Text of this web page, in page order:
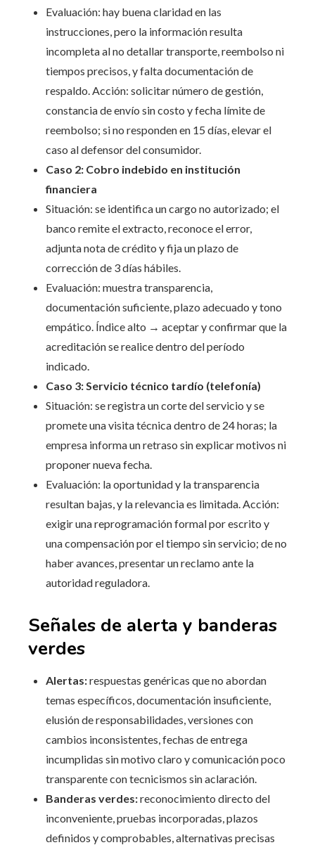
Evaluación: hay buena claridad en las
instrucciones, pero la información resulta
incompleta al no detallar transporte, reembolso ni
tiempos precisos, y falta documentación de
respaldo. Acción: solicitar número de gestión,
constancia de envío sin costo y fecha límite de
reembolso; si no responden en 15 días, elevar el
caso al defensor del consumidor.
Caso 2: Cobro indebido en institución
financiera
Situación: se identifica un cargo no autorizado; el
banco remite el extracto, reconoce el error,
adjunta nota de crédito y fija un plazo de
corrección de 3 días hábiles.
Evaluación: muestra transparencia,
documentación suficiente, plazo adecuado y tono
empático. Índice alto → aceptar y confirmar que la
acreditación se realice dentro del período
indicado.
Caso 3: Servicio técnico tardío (telefonía)
Situación: se registra un corte del servicio y se
promete una visita técnica dentro de 24 horas; la
empresa informa un retraso sin explicar motivos ni
proponer nueva fecha.
Evaluación: la oportunidad y la transparencia
resultan bajas, y la relevancia es limitada. Acción:
exigir una reprogramación formal por escrito y
una compensación por el tiempo sin servicio; de no
haber avances, presentar un reclamo ante la
autoridad reguladora.
Señales de alerta y banderas
verdes
Alertas:respuestas genéricas que no abordan
temas específicos, documentación insuficiente,
elusión de responsabilidades, versiones con
cambios inconsistentes, fechas de entrega
incumplidas sin motivo claro y comunicación poco
transparente con tecnicismos sin aclaración.
Banderas verdes:reconocimiento directo del
inconveniente, pruebas incorporadas, plazos
definidos y comprobables, alternativas precisas